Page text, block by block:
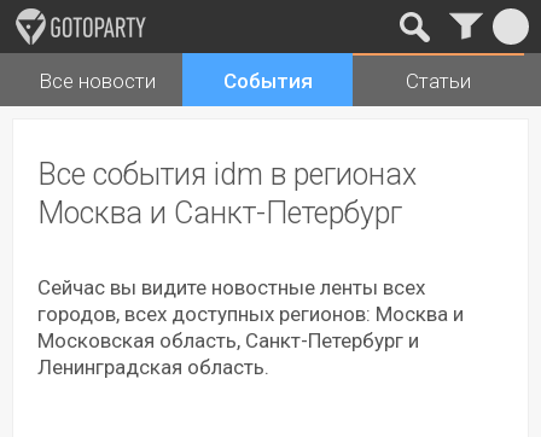
Города Музыка
Все новости События Статьи
Все события idm в регионах
Москва и Санкт-Петербург
Сейчас вы видите новостные ленты всех
городов, всех доступных регионов: Москва и
Московская область, Санкт-Петербург и
Ленинградская область.